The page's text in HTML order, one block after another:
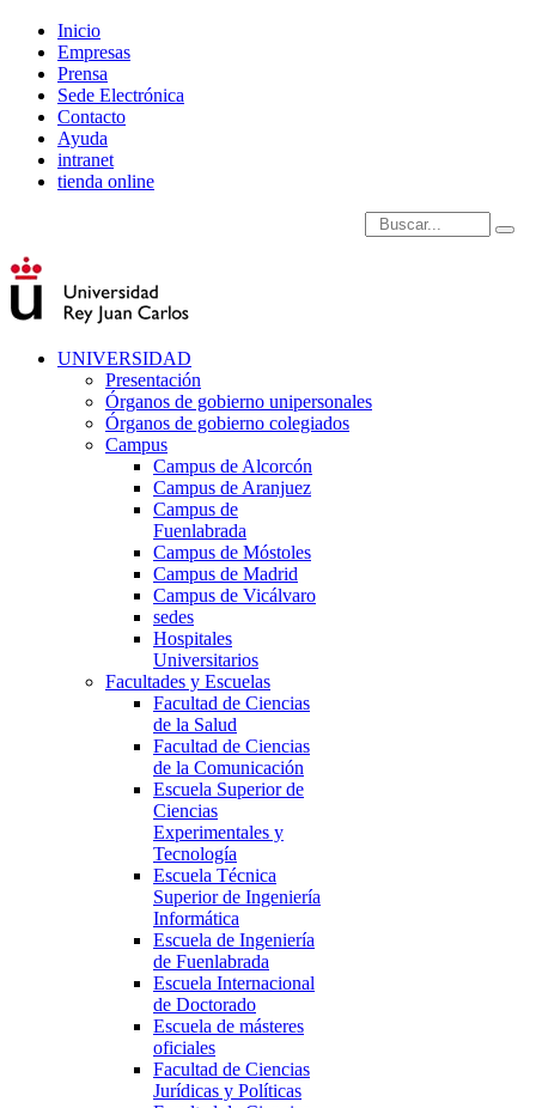
Inicio
Empresas
Prensa
Sede Electrónica
Contacto
Ayuda
intranet
tienda online
Introduce términos de
UNIVERSIDAD
Presentación
Órganos de gobierno unipersonales
Órganos de gobierno colegiados
Campus
Campus de Alcorcón
Campus de Aranjuez
Campus de
Fuenlabrada
Campus de Móstoles
Campus de Madrid
Campus de Vicálvaro
sedes
Hospitales
Universitarios
Facultades y Escuelas
Facultad de Ciencias
de la Salud
Facultad de Ciencias
de la Comunicación
Escuela Superior de
Ciencias
Experimentales y
Tecnología
Escuela Técnica
Superior de Ingeniería
Informática
Escuela de Ingeniería
de Fuenlabrada
Escuela Internacional
de Doctorado
Escuela de másteres
oficiales
Facultad de Ciencias
Jurídicas y Políticas